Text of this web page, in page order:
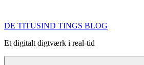
indhold
DE TITUSIND TINGS BLOG
Et digitalt digtværk i real-tid